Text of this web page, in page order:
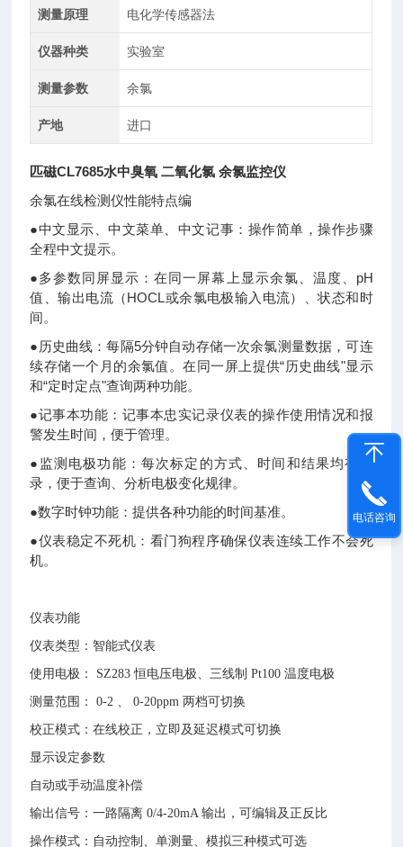
测量原理 电化学传感器法
仪器种类 实验室
测量参数 余氯
产地 进口
匹磁CL7685水中臭氧 二氧化氯 余氯监控仪
余氯在线检测仪性能特点编
●中文显示、中文菜单、中文记事：操作简单，操作步骤
全程中文提示。
●多参数同屏显示：在同一屏幕上显示余氯、温度、pH
值、输出电流（HOCL或余氯电极输入电流）、状态和时
间。
●历史曲线：每隔5分钟自动存储一次余氯测量数据，可连
续存储一个月的余氯值。在同一屏上提供“历史曲线"显示
和“定时定点"查询两种功能。
●记事本功能：记事本忠实记录仪表的操作使用情况和报
警发生时间，便于管理。
●监测电极功能：每次标定的方式、时间和结果均有记
录，便于查询、分析电极变化规律。
●数字时钟功能：提供各种功能的时间基准。
●仪表稳定不死机：看门狗程序确保仪表连续工作不会死
机。
仪表功能
仪表类型：智能式仪表
使用电极： SZ283 恒电压电极、三线制 Pt100 温度电极
测量范围： 0-2 、 0-20ppm 两档可切换
校正模式：在线校正，立即及延迟模式可切换
显示设定参数
自动或手动温度补偿
输出信号：一路隔离 0/4-20mA 输出，可编辑及正反比
操作模式：自动控制、单测量、模拟三种模式可选
电话咨询